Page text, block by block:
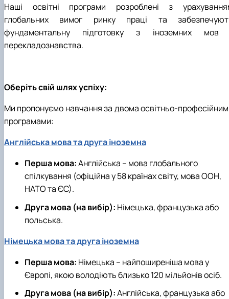
Наші освітні програми розроблені з
глобальних вимог ринку праці та
фундаментальну підготовку з іноземних мов
перекладознавства.
Оберіть свій шлях успіху:
Ми пропонуємо навчання за двома освітньо-
програмами:
Англійська мова та друга іноземна
Перша мова:Англійська – мова глобального
спілкування (офіційна у 58 країнах світу, мова ООН,
НАТО та ЄС).
Друга мова (на вибір): Німецька, французька або
польська.
Німецька мова та друга іноземна
Перша мова: Німецька – найпоширеніша мова у
Європі, якою володіють близько 120 мільйонів осіб.
Друга мова (на вибір):Англійська, французька або